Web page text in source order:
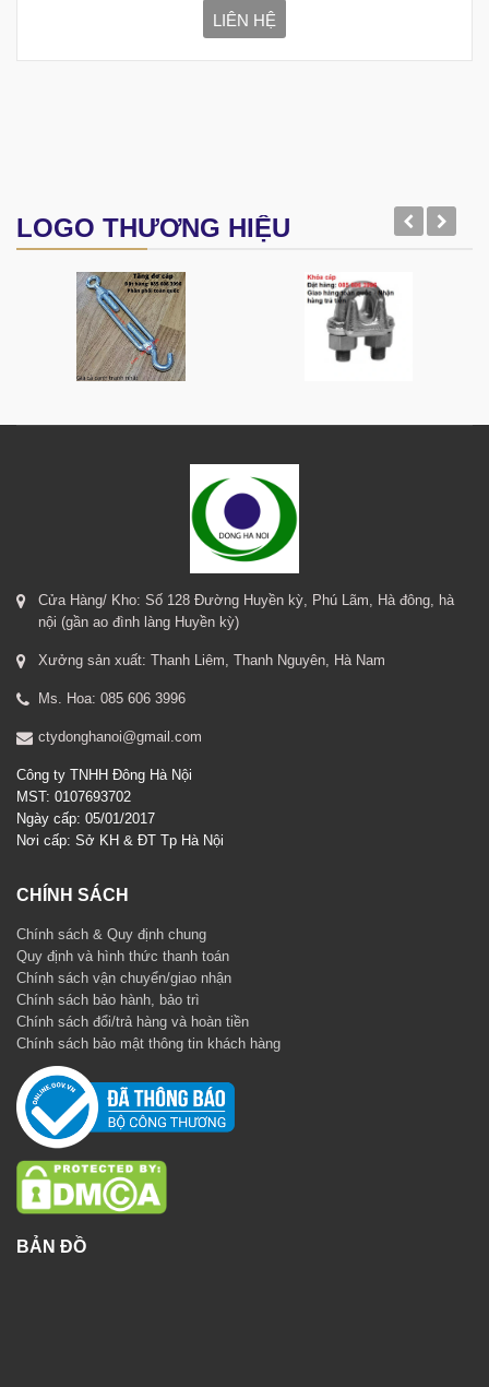
LIÊN HỆ
LOGO THƯƠNG HIỆU
Cửa Hàng/ Kho: Số 128 Đường Huyền kỳ, Phú Lãm, Hà đông, hà
nội (gần ao đình làng Huyền kỳ)
Xưởng sản xuất: Thanh Liêm, Thanh Nguyên, Hà Nam
Ms. Hoa: 085 606 3996
ctydonghanoi@gmail.com
Công ty TNHH Đông Hà Nội
MST: 0107693702
Ngày cấp: 05/01/2017
Nơi cấp: Sở KH & ĐT Tp Hà Nội
CHÍNH SÁCH
Chính sách & Quy định chung
Quy định và hình thức thanh toán
Chính sách vận chuyển/giao nhận
Chính sách bảo hành, bảo trì
Chính sách đổi/trả hàng và hoàn tiền
Chính sách bảo mật thông tin khách hàng
BẢN ĐỒ